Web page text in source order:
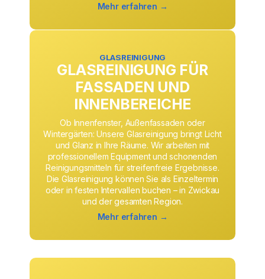
Mehr erfahren →
GLASREINIGUNG
GLASREINIGUNG FÜR
FASSADEN UND
INNENBEREICHE
Ob Innenfenster, Außenfassaden oder
Wintergärten: Unsere Glasreinigung bringt Licht
und Glanz in Ihre Räume. Wir arbeiten mit
professionellem Equipment und schonenden
Reinigungsmitteln für streifenfreie Ergebnisse.
Die Glasreinigung können Sie als Einzeltermin
oder in festen Intervallen buchen – in Zwickau
und der gesamten Region.
Mehr erfahren →